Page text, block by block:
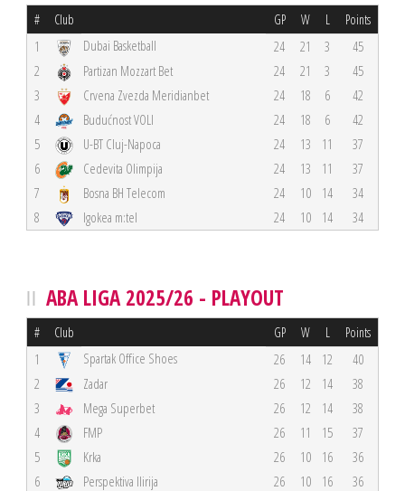
# Club GP W L Points
1 Dubai Basketball 24 21 3
45
2
Partizan Mozzart Bet 24 21 3
45
3
Crvena Zvezda Meridianbet 24 18 6
42
4
Budućnost VOLI 24 18 6
42
5
U-BT Cluj-Napoca 24 13 11
37
6
Cedevita Olimpija 24 13 11
37
7
Bosna BH Telecom 24 10 14
34
8
Igokea m:tel 24 10 14 34
ABA LIGA 2025/26 - PLAYOUT
# Club GP W L Points
1 Spartak Office Shoes 26 14 12
40
2
Zadar 26 12 14
38
3
Mega Superbet 26 12 14
38
4
FMP 26 11 15
37
5
Krka 26 10 16
36
6
Perspektiva Ilirija 26 10 16
36